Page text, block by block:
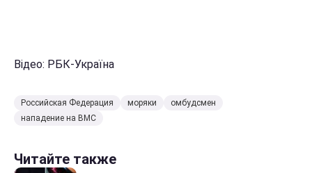
Відео: РБК-Україна
Российская Федерация моряки
омбудсмен
нападение на ВМС
Читайте также